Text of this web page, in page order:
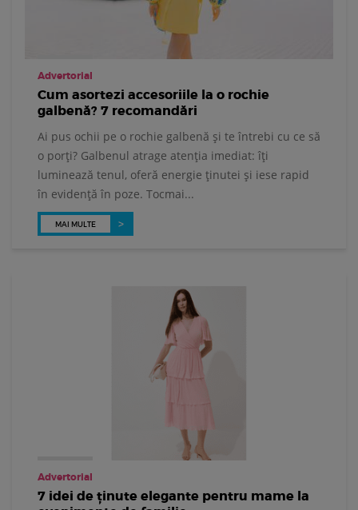
Advertorial
Cum asortezi accesoriile la o rochie
galbenă? 7 recomandări
Ai pus ochii pe o rochie galbenă și te întrebi cu ce să
o porți? Galbenul atrage atenția imediat: îți
luminează tenul, oferă energie ținutei și iese rapid
în evidență în poze. Tocmai...
MAI MULTE
Advertorial
7 idei de ținute elegante pentru mame la